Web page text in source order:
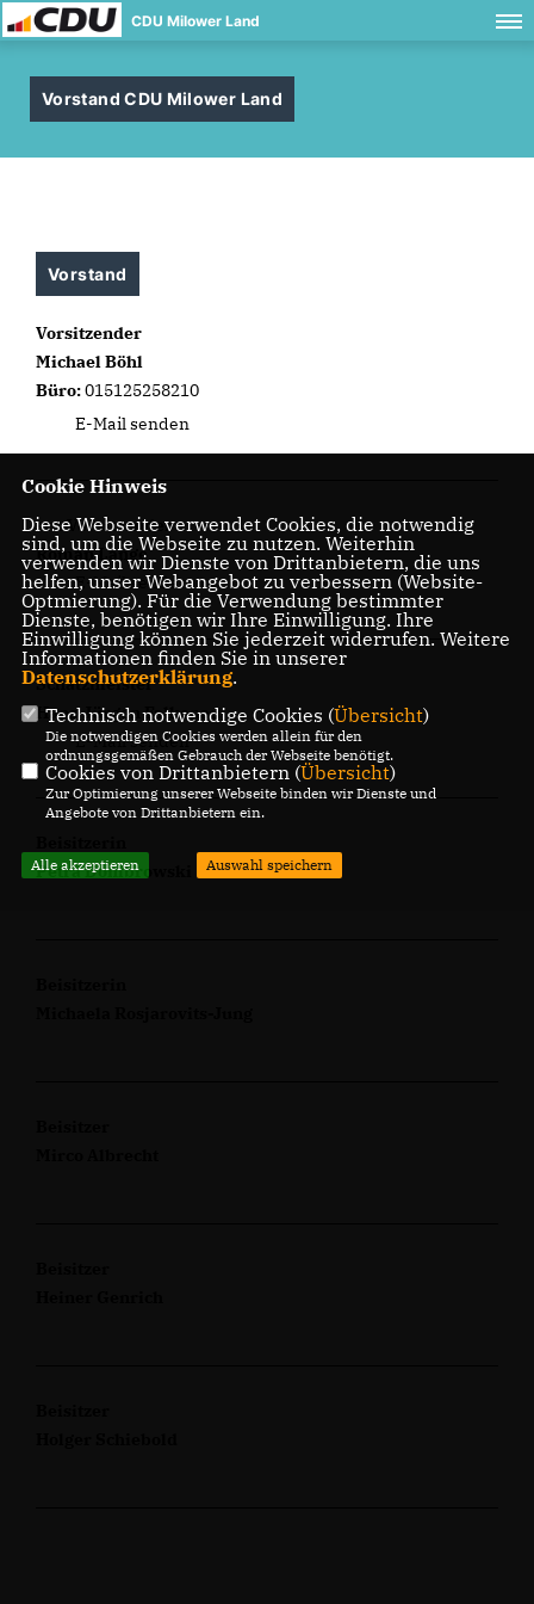
CDU Milower Land
Vorstand CDU Milower Land
Vorstand
Vorsitzender
Michael Böhl
Büro:015125258210
E-Mail senden
stv. Vorsitzender
Roman Lange
E-Mail senden
Schatzmeister
Hans-Jürgen Falkenau
E-Mail senden
Petra Dombrowski
Cookie Hinweis
Diese Webseite verwendet Cookies, die notwendig
sind, um die Webseite zu nutzen. Weiterhin
verwenden wir Dienste von Drittanbietern, die uns
helfen, unser Webangebot zu verbessern (Website-
Optmierung). Für die Verwendung bestimmter
Dienste, benötigen wir Ihre Einwilligung. Ihre
Einwilligung können Sie jederzeit widerrufen. Weitere
Informationen finden Sie in unserer
Datenschutzerklärung.
Technisch notwendige Cookies (Übersicht)
Die notwendigen Cookies werden allein für den
ordnungsgemäßen Gebrauch der Webseite benötigt.
Cookies von Drittanbietern (Übersicht)
Zur Optimierung unserer Webseite binden wir Dienste und
Angebote von Drittanbietern ein.
Alle akzeptieren Auswahl speichern